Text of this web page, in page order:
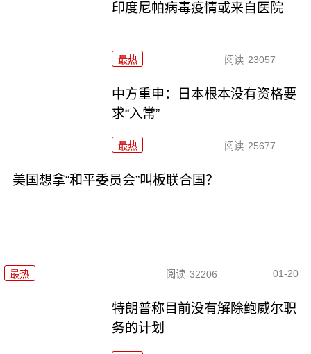
印度尼帕病毒疫情或来自医院
最热 阅读 23057
中方重申：日本根本没有资格要
求“入常”
最热 阅读 25677
美国想拿“和平委员会”叫板联合国？
最热 阅读 32206 01-20
特朗普称目前没有解除鲍威尔职
务的计划